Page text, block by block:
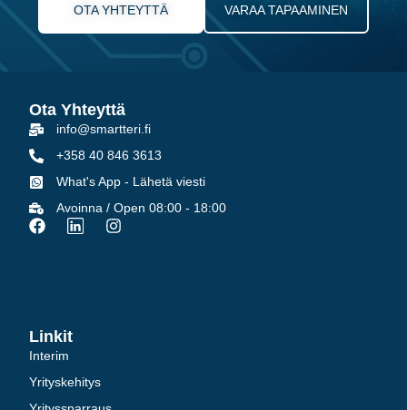
OTA YHTEYTTÄ VARAA TAPAAMINEN
Linkit
Interim
Yrityskehitys
Ota Yhteyttä
info@smartteri.fi
+358 40 846 3613
What's App - Lähetä viesti
Avoinna / Open 08:00 - 18:00